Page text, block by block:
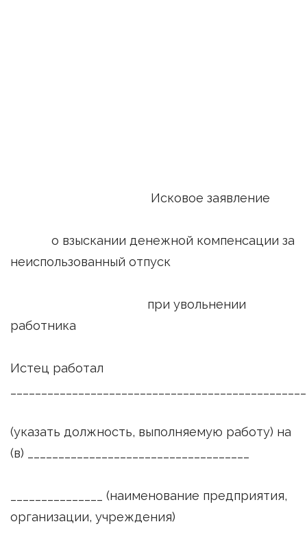
Исковое заявление
о взыскании денежной компенсации за
неиспользованный отпуск
при увольнении
работника
Истец работал
(указать должность, выполняемую работу) на
(в) ____________________________________
_______________ (наименование предприятия,
организации, учреждения)